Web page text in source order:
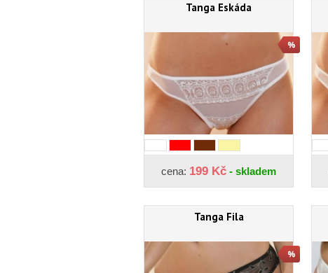
Tanga Eskáda
cena: 199 Kč - skladem
Tanga Fila